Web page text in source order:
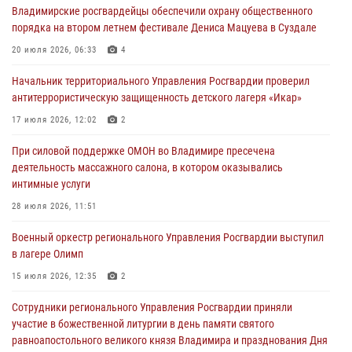
29 июля 2026, 05:29 4
При силовой поддержке ОМОН во Владимире пресечена
интимные услуги
28 июля 2026, 11:51
смену в детском лагере «Икар»
27 июля 2026, 16:43 2
Владимирские росгвардейцы обеспечили охрану общественного
20 июля 2026, 06:33 4
Военнослужащий военного оркестра регионального Управления
105-летию Центрального округа
19 июля 2026, 11:17 7
Владимирские росгвардейцы обеспечили охрану общественного
порядка на втором летнем фестивале Дениса Мацуева в Суздале
20 июля 2026, 06:33 4
Начальник территориального Управления Росгвардии проверил
антитеррористическую защищенность детского лагеря «Икар»
17 июля 2026, 12:02 2
При силовой поддержке ОМОН во Владимире пресечена
деятельность массажного салона, в котором оказывались
интимные услуги
28 июля 2026, 11:51
Военный оркестр регионального Управления Росгвардии выступил
в лагере Олимп
15 июля 2026, 12:35 2
Сотрудники регионального Управления Росгвардии приняли
участие в божественной литургии в день памяти святого
равноапостольного великого князя Владимира и празднования Дня